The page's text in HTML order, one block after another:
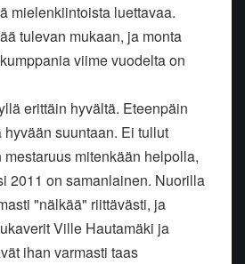
mielenkiintoista luettavaa.
tulevan mukaan, ja monta
viime vuodelta on
erittäin hyvältä. Eteenpäin
suuntaan. Ei tullut
mitenkään helpolla,
2011 on samanlainen. Nuorilla
"nälkää" riittävästi, ja
Ville Hautamäki ja
ihan varmasti taas